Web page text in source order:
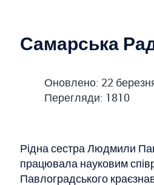
Самарська
Оновлено: 22
Перегляди: 1810
Рідна сестра Людмили
працювала науковим
Павлоградського